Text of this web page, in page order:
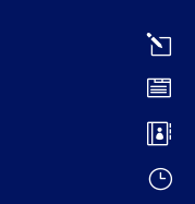
l


}